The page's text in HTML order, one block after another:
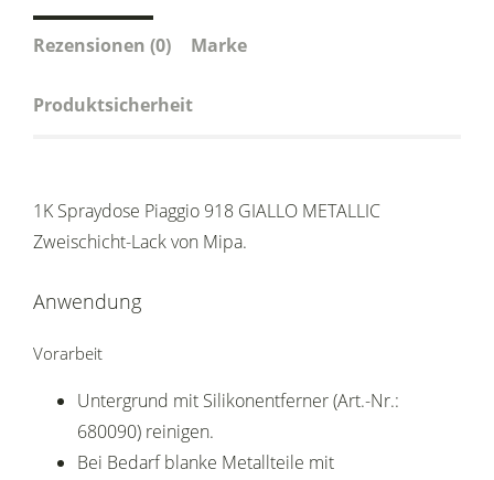
Rezensionen (0) Marke
Produktsicherheit
1K Spraydose Piaggio 918 GIALLO METALLIC
Zweischicht-Lack von Mipa.
Anwendung
Vorarbeit
Untergrund mit Silikonentferner (Art.-Nr.:
680090) reinigen.
Bei Bedarf blanke Metallteile mit